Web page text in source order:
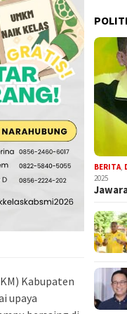
Kabupaten
upaya
BERITA
2025